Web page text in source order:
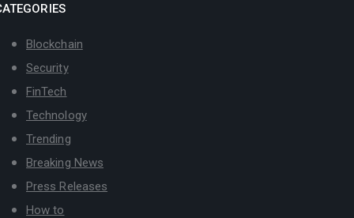
Blockchain
Security
FinTech
Technology
Trending
Breaking News
Press Releases
How to